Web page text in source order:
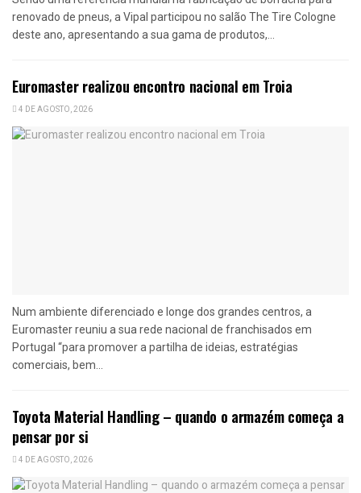
renovado de pneus, a Vipal participou no salão The Tire Cologne
deste ano, apresentando a sua gama de produtos,...
Euromaster realizou encontro nacional em Troia
4 DE AGOSTO, 2026
Num ambiente diferenciado e longe dos grandes centros, a
Euromaster reuniu a sua rede nacional de franchisados em
Portugal “para promover a partilha de ideias, estratégias
comerciais, bem...
Toyota Material Handling – quando o armazém começa a
pensar por si
4 DE AGOSTO, 2026